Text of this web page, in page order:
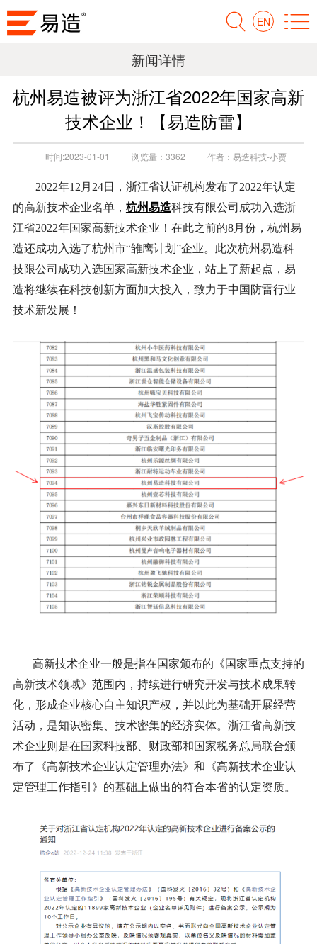
EN
新闻详情
杭州易造被评为浙江省2022年国家高新
技术企业！【易造防雷】
时间:2023-01-01 浏览量： 3362 作者： 易造科技-小贾
2022年12月24日，浙江省认证机构发布了2022年认定
的高新技术企业名单， 杭州易造科技有限公司成功入选浙
江省2022年国家高新技术企业！在此之前的8月份，杭州易
造还成功入选了杭州市“雏鹰计划”企业。此次杭州易造科
技限公司成功入选国家高新技术企业，站上了新起点，易
造将继续在科技创新方面加大投入，致力于中国防雷行业
技术新发展！
高新技术企业一般是指在国家颁布的《国家重点支持的
高新技术领域》范围内，持续进行研究开发与技术成果转
化，形成企业核心自主知识产权，并以此为基础开展经营
活动，是知识密集、技术密集的经济实体。浙江省高新技
术企业则是在国家科技部、财政部和国家税务总局联合颁
布了《高新技术企业认定管理办法》和《高新技术企业认
定管理工作指引》的基础上做出的符合本省的认定资质。